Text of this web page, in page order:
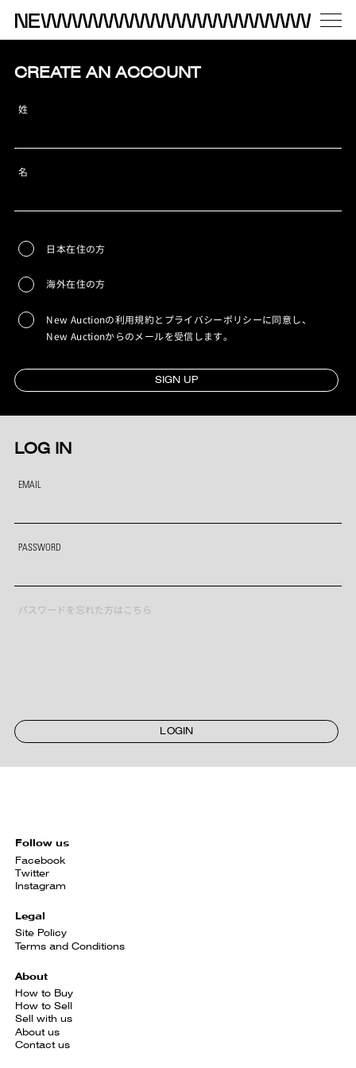
CREATE AN ACCOUNT
姓
名
日本在住の方
海外在住の方
New Auctionの利用規約とプライバシーポリシーに同意し、
New Auctionからのメールを受信します。
SIGN UP
LOG IN
EMAIL
PASSWORD
パスワードを忘れた方はこちら
LOGIN
Follow us
Facebook
Twitter
Instagram
Legal
Site Policy
Terms and Conditions
About
How to Buy
How to Sell
Sell with us
About us
Contact us